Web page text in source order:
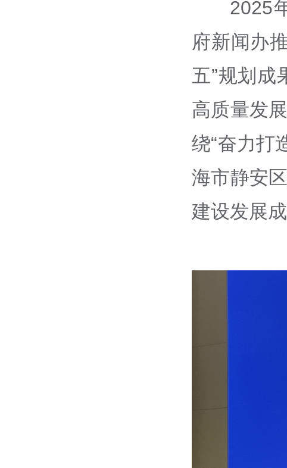
2025
府新闻办
五”规划成
高质量发
绕“奋力打
海市静安
建设发展成